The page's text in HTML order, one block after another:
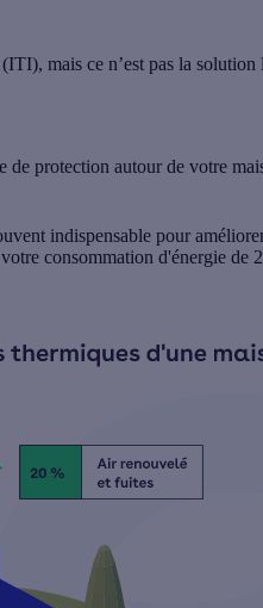
(ITI), mais ce n’est pas la solution
de protection autour de votre
indispensable pour
consommation d'énergie de